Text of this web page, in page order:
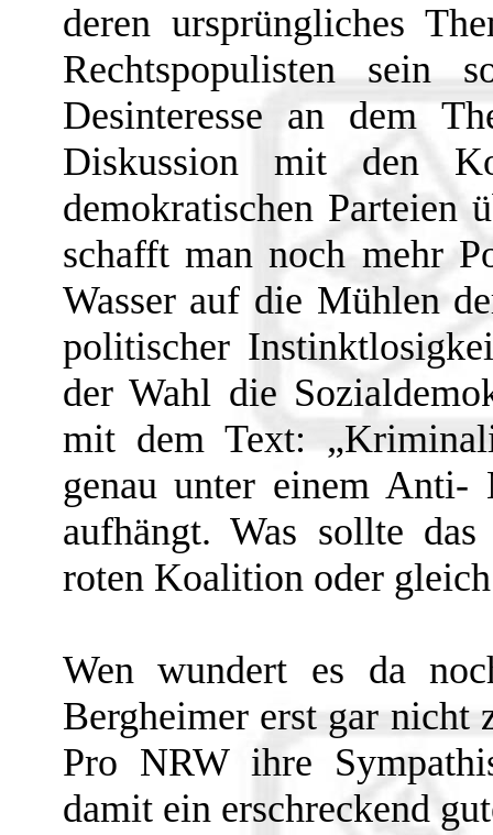
deren ursprüngliches
Rechtspopulisten sein
Desinteresse an dem
Diskussion mit den
demokratischen Parteien
schafft man noch mehr
Wasser auf die Mühlen
politischer
der Wahl die
mit dem Text:
genau unter einem Anti-
aufhängt. Was sollte
roten Koalition oder
Wen wundert es da
Bergheimer erst gar nicht
Pro NRW ihre
damit ein erschreckend